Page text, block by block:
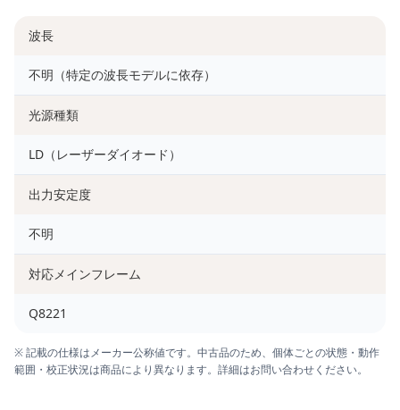
波長
不明（特定の波長モデルに依存）
光源種類
LD（レーザーダイオード）
出力安定度
不明
対応メインフレーム
Q8221
※ 記載の仕様はメーカー公称値です。中古品のため、個体ごとの状態・動作
範囲・校正状況は商品により異なります。詳細はお問い合わせください。